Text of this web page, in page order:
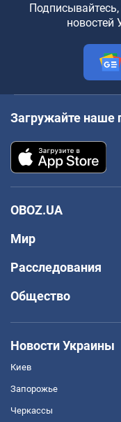
новостей
Загружайте наше
OBOZ.UA
Мир
Расследования
Общество
Новости Украины
Киев
Запорожье
Черкассы